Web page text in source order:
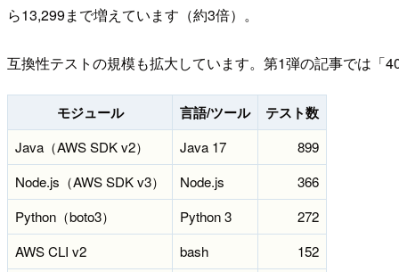
ら13,299まで増えています（約3倍）。
互換性テストの規模も拡大しています。第1弾の記事では
モジュール 言語/ツール テスト数
Java（AWS SDK v2） Java 17
899
Node.js（AWS SDK v3）
Node.js
366
Python（boto3）
Python 3
272
AWS CLI v2
bash
152